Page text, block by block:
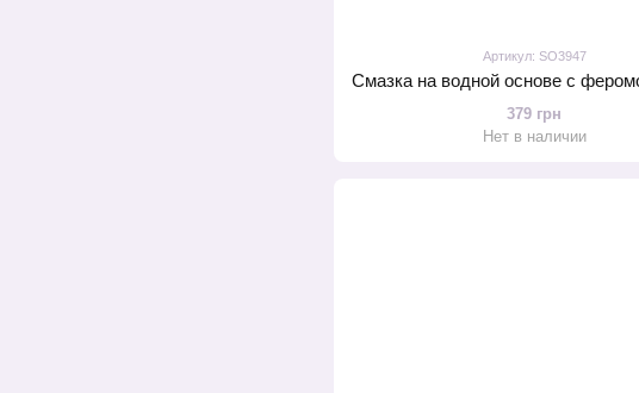
Артикул: SO3947
379 грн
Нет в наличии